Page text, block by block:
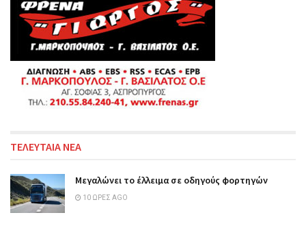
ΤΕΛΕΥΤΑΙΑ ΝΕΑ
Μεγαλώνει το έλλειμα σε οδηγούς φορτηγών
10 ΏΡΕΣ AGO